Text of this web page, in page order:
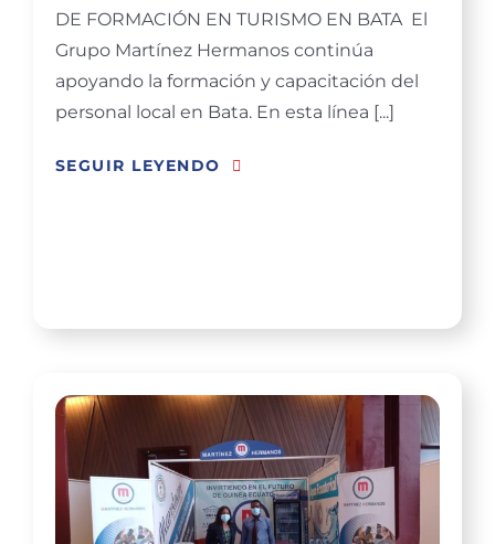
DE FORMACIÓN EN TURISMO EN BATA El
Grupo Martínez Hermanos continúa
apoyando la formación y capacitación del
personal local en Bata. En esta línea [...]
SEGUIR LEYENDO